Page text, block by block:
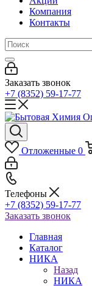
Компания
Контакты
Заказать звонок
+7 (8352) 59-17-77
Отложенные 0
Телефоны
+7 (8352) 59-17-77
Заказать звонок
Главная
Каталог
НИКА
Назад
НИКА